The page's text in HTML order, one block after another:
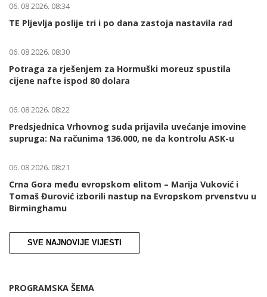
06. 08 2026. 08:34
TE Pljevlja poslije tri i po dana zastoja nastavila rad
06. 08 2026. 08:30
Potraga za rješenjem za Hormuški moreuz spustila
cijene nafte ispod 80 dolara
06. 08 2026. 08:22
Predsjednica Vrhovnog suda prijavila uvećanje imovine
supruga: Na računima 136.000, ne da kontrolu ASK-u
06. 08 2026. 08:21
Crna Gora među evropskom elitom – Marija Vuković i
Tomaš Đurović izborili nastup na Evropskom prvenstvu u
Birminghamu
SVE NAJNOVIJE VIJESTI
PROGRAMSKA ŠEMA